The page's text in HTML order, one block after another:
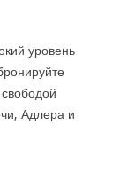
уровень
Адлера и